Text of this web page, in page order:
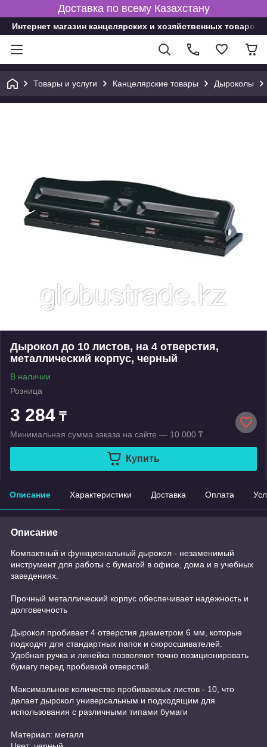
Доставка по всему Казахстану
Интернет магазин канцелярских и хозяйственных товаров
Товары и услуги Канцелярские товары Дыроколы
Дырокол до 10 листов, на 4 отверстия,
металлический корпус, черный
В наличии
Розница
3 284 ₸
Минимальная сумма заказа на сайте — 10 000 ₸
Купить
Описание Характеристики Доставка Оплата
Описание
Компактный и функциональный дырокол - незаменимый
инструмент для работы с бумагой в офисе, дома и в учебных
заведениях.
Прочный металлический корпус обеспечивает надежность и
долговечность
Дырокол пробивает 4 отверстия диаметром 6 мм, которые
подходят для стандартных папок и скоросшивателей.
Удобная ручка и линейка позволяют точно позиционировать
бумагу перед пробивкой отверстий.
Максимальное количество пробиваемых листов - 10, что
делает дырокол универсальным и подходящим для
использования с различными типами бумаги
Материал: металл